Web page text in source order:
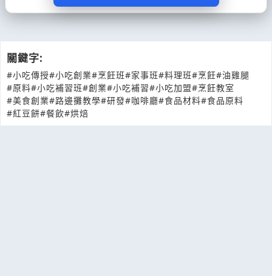
關鍵字:
#小吃傳授#小吃創業#烹飪班#家事班#料理班#烹飪#油雞腿
#原料#小吃補習班#創業#小吃補習#小吃加盟#烹飪教室
#美食創業#路邊攤教學#研發#咖啡廳#食品材料#食品原料
#紅豆餅#餐飲#烘焙